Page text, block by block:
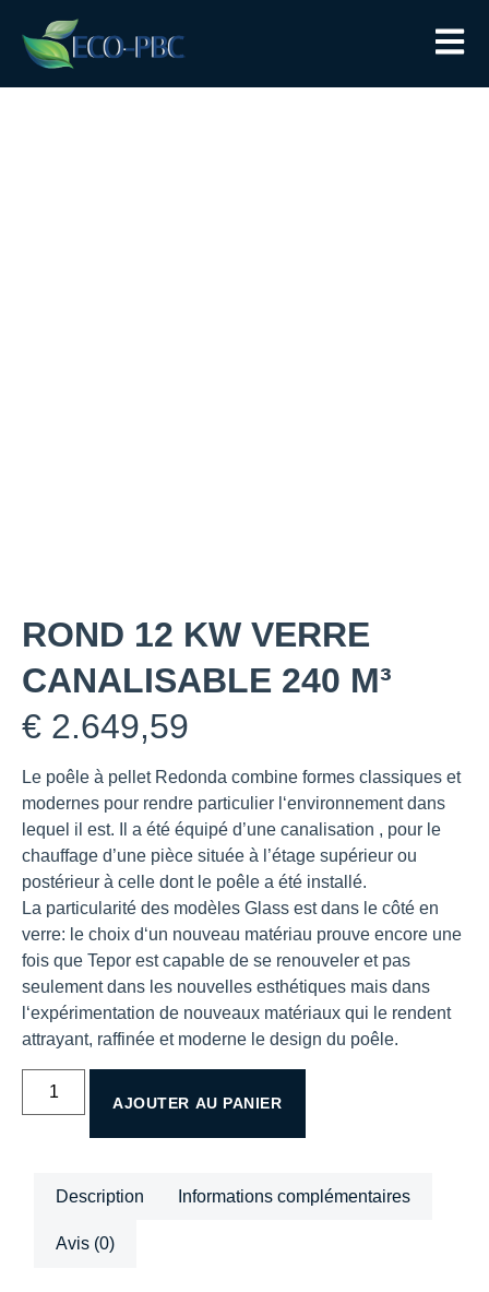
ROND 12 KW VERRE
CANALISABLE 240 M³
€ 2.649,59
Le poêle à pellet Redonda combine formes classiques et
modernes pour rendre particulier l‘environnement dans
lequel il est. Il a été équipé d’une canalisation , pour le
chauffage d’une pièce située à l’étage supérieur ou
postérieur à celle dont le poêle a été installé.
La particularité des modèles Glass est dans le côté en
verre: le choix d‘un nouveau matériau prouve encore une
fois que Tepor est capable de se renouveler et pas
seulement dans les nouvelles esthétiques mais dans
l‘expérimentation de nouveaux matériaux qui le rendent
attrayant, raffinée et moderne le design du poêle.
AJOUTER AU PANIER
Description Informations complémentaires
Avis (0)